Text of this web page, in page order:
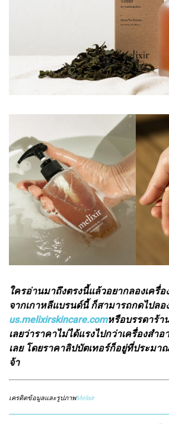
ใครอ่านมาถึงตรงนี้แล้วอยากลองเครื่
จากเกาหลีแบรนด์นี้ ก็สามารถกดไปล
us.melixirskincare.comหรือบรรดาร้า
เลยว่าราคาไม่ได้แรงไปกว่าเครื่องสำ
เลย โดยราคาลิปบัตเทอร์ก็อยู่ที่ประมา
จ้า
เครดิตข้อมูลและรูปภาพMelixir